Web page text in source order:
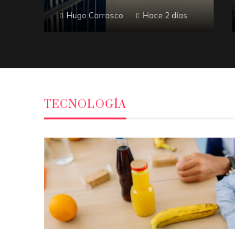
Hugo Carrasco Hace 2 días
TECNOLOGÍA